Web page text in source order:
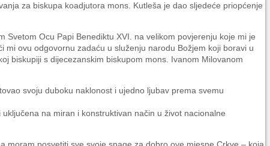
za biskupa koadjutora mons. Kutleša je dao sljedeće priopćenje
Svetom Ocu Papi Benediktu XVI. na velikom povjerenju koje mi je
mi ovu odgovornu zadaću u služenju narodu Božjem koji boravi u
biskupiji s dijecezanskim biskupom mons. Ivanom Milovanom
svoju duboku naklonost i ujedno ljubav prema svemu
na miran i konstruktivan način u život nacionalne